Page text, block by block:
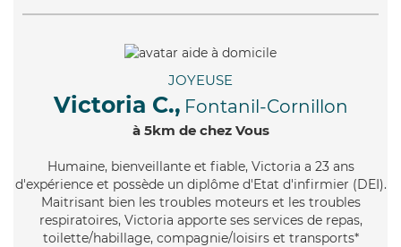
JOYEUSE
Victoria C., Fontanil-Cornillon
à 5km de chez Vous
Humaine, bienveillante et fiable, Victoria a 23 ans
d'expérience et possède un diplôme d'Etat d'infirmier (DEI).
Maitrisant bien les troubles moteurs et les troubles
respiratoires, Victoria apporte ses services de repas,
toilette/habillage, compagnie/loisirs et transports*